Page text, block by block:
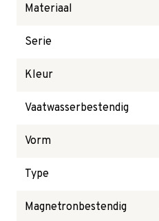
Materiaal
Serie
Kleur
Vaatwasserbestendig
Vorm
Type
Magnetronbestendig